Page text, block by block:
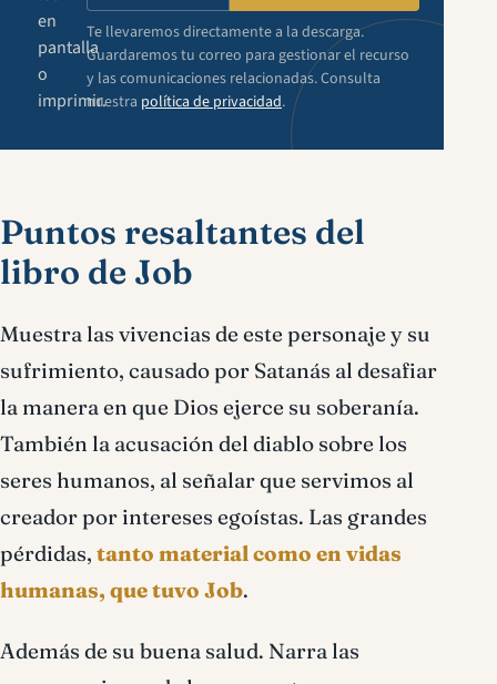
en
pantalla
o
imprimir.
Te llevaremos directamente a la descarga.
Guardaremos tu correo para gestionar el recurso
y las comunicaciones relacionadas. Consulta
nuestra política de privacidad.
Puntos resaltantes del
libro de Job
Muestra las vivencias de este personaje y su
sufrimiento, causado por Satanás al desafiar
la manera en que Dios ejerce su soberanía.
También la acusación del diablo sobre los
seres humanos, al señalar que servimos al
creador por intereses egoístas. Las grandes
pérdidas, tanto material como en vidas
humanas, que tuvo Job.
Además de su buena salud. Narra las